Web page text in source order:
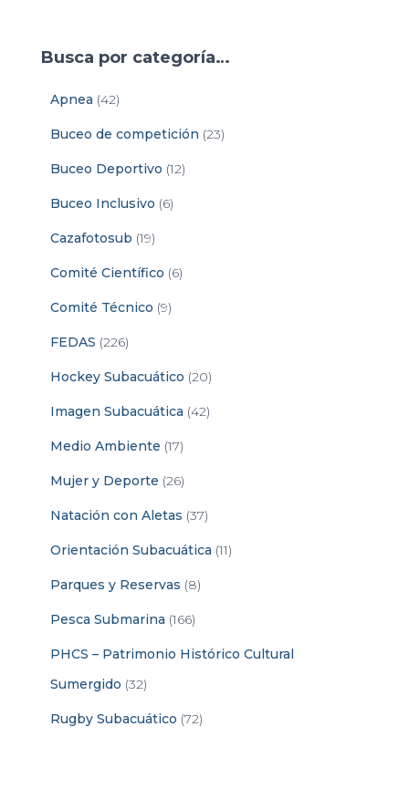
Busca por categoría…
Apnea (42)
Buceo de competición (23)
Buceo Deportivo (12)
Buceo Inclusivo (6)
Cazafotosub (19)
Comité Científico (6)
Comité Técnico (9)
FEDAS (226)
Hockey Subacuático (20)
Imagen Subacuática (42)
Medio Ambiente (17)
Mujer y Deporte (26)
Natación con Aletas (37)
Orientación Subacuática (11)
Parques y Reservas (8)
Pesca Submarina (166)
PHCS – Patrimonio Histórico Cultural
Sumergido (32)
Rugby Subacuático (72)